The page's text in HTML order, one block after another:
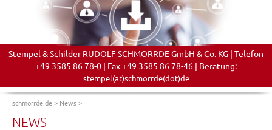
Stempel & Schilder RUDOLF SCHMORRDE GmbH & Co. KG | Telefon
+49 3585 86 78-0 | Fax +49 3585 86 78-46 | Beratung:
stempel(at)schmorrde(dot)de
schmorrde.de> News>
NEWS